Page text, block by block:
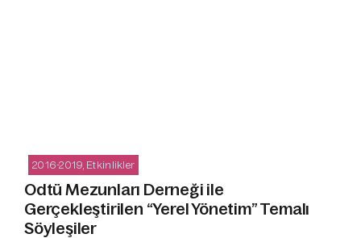
2016-2019, Etkinlikler
Odtü Mezunları Derneği ile
Gerçekleştirilen “Yerel Yönetim” Temalı
Söyleşiler